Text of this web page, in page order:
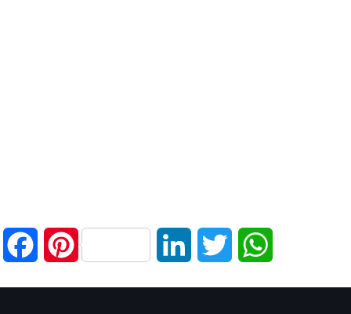
FacebookPinterest LinkedIn Twitter